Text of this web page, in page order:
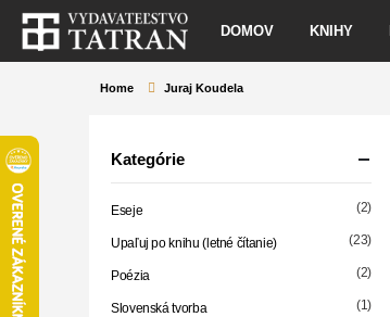
DOMOV KNIHY
Home Juraj Koudela
Kategórie
Eseje (2)
Upaľuj po knihu (letné čítanie) (23)
Poézia (2)
Slovenská tvorba (1)